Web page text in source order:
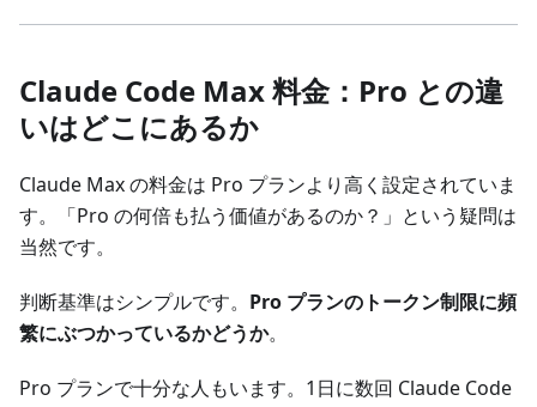
Claude Code Max 料金：Pro との違
いはどこにあるか
Claude Max の料金は Pro プランより高く設定されていま
す。「Pro の何倍も払う価値があるのか？」という疑問は
当然です。
判断基準はシンプルです。 Pro プランのトークン制限に頻
繁にぶつかっているかどうか。
Pro プランで十分な人もいます。1日に数回 Claude Code